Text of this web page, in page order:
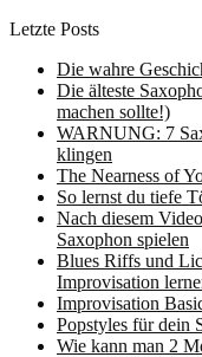
Letzte Posts
Die wahre
Die älteste
machen sollte!)
WARNUNG: 7
klingen
The Nearness of
So lernst du tiefe
Nach diesem
Saxophon spielen
Blues Riffs und
Improvisation
Improvisation
Popstyles für dein
Wie kann man 2